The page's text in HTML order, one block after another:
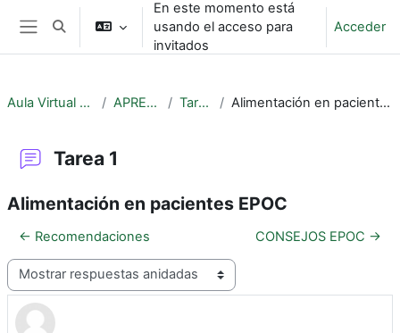
Salta al contenido principal
Panel lateral
Selector de búsqueda de entrada
En este momento está
usando el acceso para
invitados
Acceder
Aula Virtual EPOC APRENDE Tarea 1 Alimentación en pacientes EPOC
Tarea 1
Alimentación en pacientes EPOC
← Recomendaciones
CONSEJOS EPOC →
Mostrar modo